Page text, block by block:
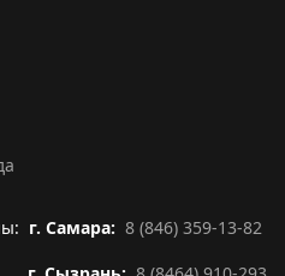
г. Самара: 8 (846) 359-13-82